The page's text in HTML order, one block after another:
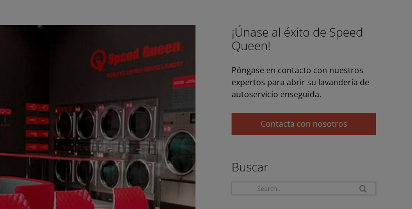
¡Únase al éxito de Speed
Queen!
Póngase en contacto con nuestros
expertos para abrir su lavandería de
autoservicio enseguida.
Contacta con nosotros
Buscar